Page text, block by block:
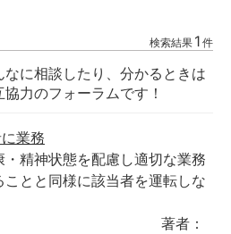
検索結果 1 件
に相談したり、分かるときは
力のフォーラムです！
業務
精神状態を配慮し適切な業務
とと同様に該当者を運転しな
著者：